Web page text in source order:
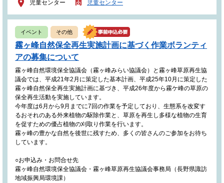
児童センター
児童センター
イベント その他
霧ヶ峰自然保全再生実施計画に基づく作業ボランティ
アの募集について
霧ヶ峰自然環境保全協議会（霧ヶ峰みらい協議会）と霧ヶ峰草原再生協
議会では、平成21年2月に策定した基本計画、平成25年10月に策定した
霧ヶ峰自然保全再生実施計画に基づき、平成26年度から霧ケ峰の草原の
保全再生活動を実施しています。
今年度は6月から9月までに7回の作業を予定しており、生態系を改変す
るおそれのある外来植物の駆除作業と、草原を再生し多様な植物の生育
を促すための優占植物の刈取り作業を行います。
霧ヶ峰の豊かな自然を後世に残すため、多くの皆さんのご参加をお待ち
しています。
○お申込み・お問合せ先
霧ヶ峰自然環境保全協議会・霧ヶ峰草原再生協議会事務局（長野県諏訪
地域振興局環境課）